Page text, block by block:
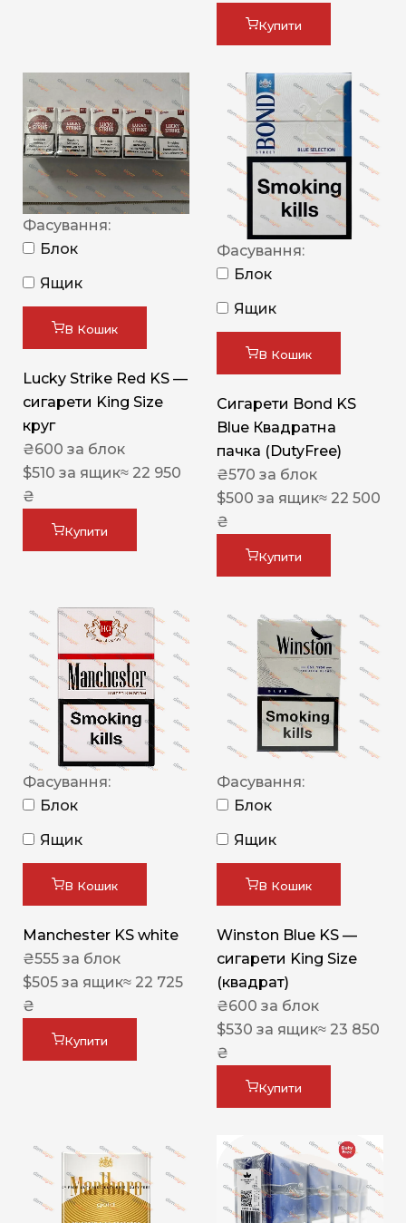
Купити
Фасування:
Блок
Ящик
В Кошик
Lucky Strike Red KS —
сигарети King Size
круг
₴600 за блок
$510 за ящик≈ 22 950
₴
Купити
Фасування:
Блок
Ящик
В Кошик
Сигарети Bond KS
Blue Квадратна
пачка (DutyFree)
₴570 за блок
$500 за ящик≈ 22 500
₴
Купити
Фасування:
Блок
Ящик
В Кошик
Manchester KS white
₴555 за блок
$505 за ящик≈ 22 725
₴
Купити
Фасування:
Блок
Ящик
В Кошик
Winston Blue KS —
сигарети King Size
(квадрат)
₴600 за блок
$530 за ящик≈ 23 850
₴
Купити